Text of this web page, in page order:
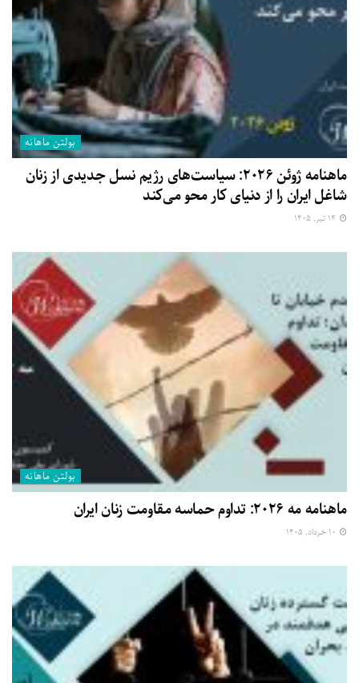
بولتن ماهانه
ماهنامه ژوئن ۲۰۲۶: سیاست‌های رژیم نسل جدیدی از زنان
شاغل ایران را از دنیای کار محو می‌کند
بولتن ماهانه
ماهنامه مه ۲۰۲۶: تداوم حماسه مقاومت زنان ایران